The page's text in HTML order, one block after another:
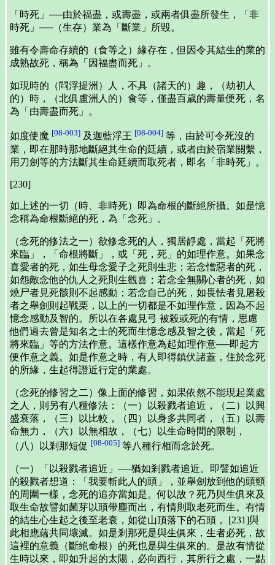
「時死」──由於福盡，或壽盡，或兩者俱盡所發生，「非
時死」──（生存）業為「斷業」所毀。
雖有令壽命存續的（食等之）緣存在，但因令其結生的業的
成熟故死，稱為「因福盡而死」。
如現時的（閰浮提洲）人，不具（諸天的）趣，（劫初人
的）時，（北俱盧洲人的）食等，僅盡百歲的壽量便死，名
為「由壽盡而死」。
如度使魔 [08-003] 及迦藍浮王 [08-004] 等，由於可令死沒的
業，即在那時那地斷絕其生命的廷續，或者由於宿業關繫，
用刀劍等的方法斷其生命廷續而取死者，即名「非時死」。
[230]
如上述的一切（時、非時死）即為命根的斷絕所攝。如是憶
念稱為命根斷絕的死，為「念死」。
（念死的修法之一）欲修念死的人，獨居靜處，當起「死將
來臨」，「命根將斷」，或「死，死」的如理作意。如果念
喜愛者的死，如生母念愛子之死則生悲；若念憎惡者的死，
如怨敵念他的仇人之死則生觀喜；若念全無關心者的死，如
燒尸者見死骸則不起感動；若念自己的死，如畏怯者見屠殺
者之舉劍則起戰栗，以上的一切都是不如理作意，因為不起
憶念感動及智的。所以在各處見弓 被殺或死的有情，思慮
他們過去曾是知名之士的死而生憶念感及智之後，當起「死
將來臨」等的方法作意。這樣作意為起如理作意──即起方
便作意之義。如是作意之時，有人即得鎮伏諸蓋，住於念死
的所緣，生起得證近行定的業處。
（念死的修習之二）像上面的修習，如果依然不能現起業處
之人，則另有八種修法：（一）以殺戮者追近，（二）以興
盛衰落，（三）以比較，（四）以身多共同者，（五）以壽
命無力，（六）以無相故，（七）以生命時間的限制，
（八）以剎那短促 [08-005] 等八種行相而念於死。
（一）「以殺戮者追近」──猶如剎戮者追近。即譬如追近
的殺戮者想道：「我要斬此人的頭」，並舉劍放到他的頭頸
的周圍一樣，念死的追亦當如是。何以故？死乃與生俱來及
取生命故譬如菌芽以頭帶塵而出，有情則取老死而生。有情
的結生心生起之後至老衰，如從山頂落下的石頭， [231]與
此相應蘊共同壞滅。如是剎那死是與生俱來，生者必死，故
這裡的意義（斷絕命根）的死也是與生俱來的。是故有情從
生時以來，即如升起的太陽，必向西行，其所行之處，一點